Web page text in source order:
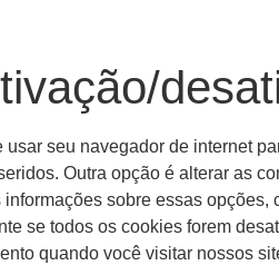
usar seu navegador de internet
Outra opção é alterar as
informações sobre essas
se todos os cookies forem
quando você visitar nossos